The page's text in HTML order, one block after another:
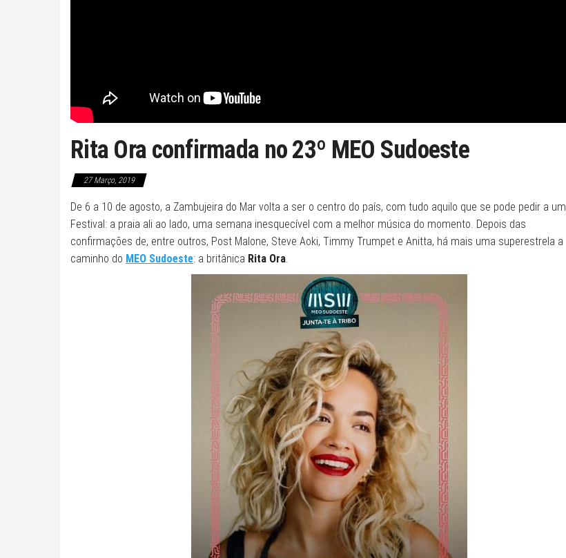
Rita Ora confirmada no 23º MEO Sudoeste
27 Março, 2019
De 6 a 10 de agosto, a Zambujeira do Mar volta a ser o centro do país, com tudo aquilo que se pode pedir a um
Festival: a praia ali ao lado, uma semana inesquecível com a melhor música do momento. Depois das
confirmações de, entre outros, Post Malone, Steve Aoki, Timmy Trumpet e Anitta, há mais uma superestrela a
caminho do MEO Sudoeste: a britânica Rita Ora.